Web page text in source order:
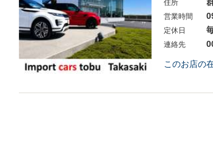
住所
営業時間
定休日
連絡先
このお店の